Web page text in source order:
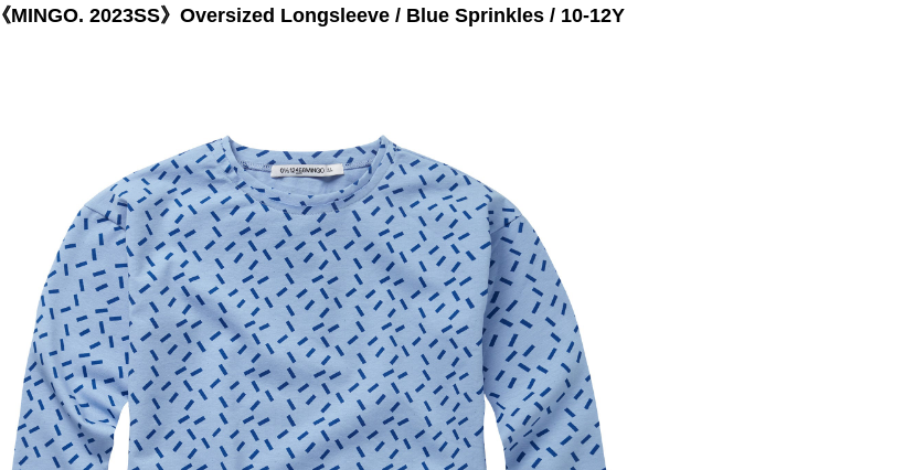
《MINGO. 2023SS》Oversized Longsleeve / Blue Sprinkles / 10-12Y